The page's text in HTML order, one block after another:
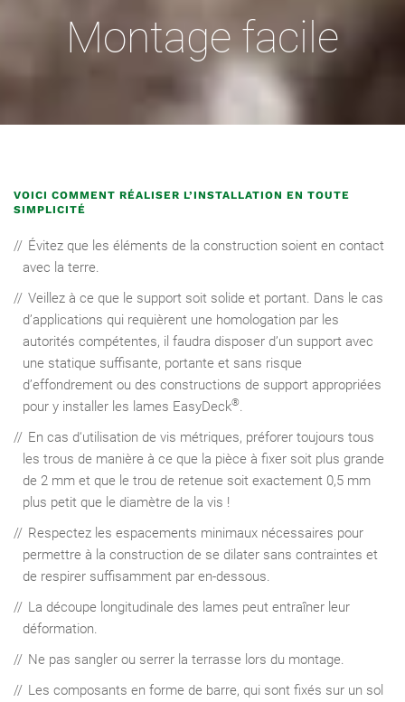
Montage facile
VOICI COMMENT RÉALISER L’INSTALLATION EN TOUTE
SIMPLICITÉ
Évitez que les éléments de la construction soient en contact
avec la terre.
Veillez à ce que le support soit solide et portant. Dans le cas
d’applications qui requièrent une homologation par les
autorités compétentes, il faudra disposer d’un support avec
une statique suffisante, portante et sans risque
d’effondrement ou des constructions de support appropriées
pour y installer les lames EasyDeck®
En cas d‘utilisation de vis métriques, préforer toujours tous
les trous de manière à ce que la pièce à fixer soit plus grande
de 2 mm et que le trou de retenue soit exactement 0,5 mm
plus petit que le diamètre de la vis !
Respectez les espacements minimaux nécessaires pour
permettre à la construction de se dilater sans contraintes et
de respirer suffisamment par en-dessous.
La découpe longitudinale des lames peut entraîner leur
déformation.
Ne pas sangler ou serrer la terrasse lors du montage.
Les composants en forme de barre, qui sont fixés sur un sol